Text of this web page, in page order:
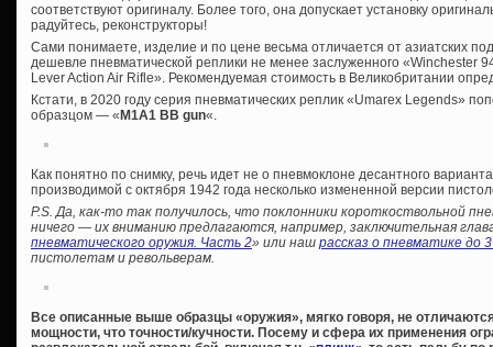
соответствуют оригиналу. Более того, она допускает установку
радуйтесь, реконструкторы!
Сами понимаете, изделие и по цене весьма отличается от азиатских
дешевле пневматической реплики не менее заслуженного «Winchester
Lever Action Air Rifle». Рекомендуемая стоимость в Великобритании
Кстати, в 2020 году серия пневматических реплик «Umarex Legends»
образцом — « M1A1 BB gun«.
Как понятно по снимку, речь идет не о пневмоклоне десантного
производимой с октября 1942 года несколько измененной версии
P.S. Да, как-то так получилось, что поклонники короткоствольной
ничего — их вниманию предлагаются, например, заключительная
пневматического оружия. Часть 2» или наш рассказ о пневматике до
пистолетам и револьверам.
Все описанные выше образцы «оружия», мягко говоря, не
мощности, что точности/кучности. Посему и сфера их применения